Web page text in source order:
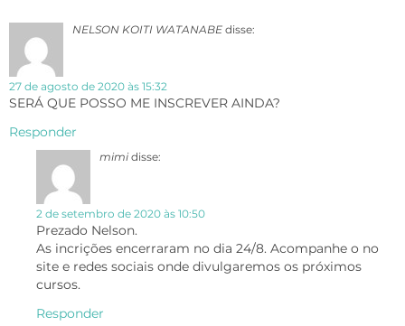
NELSON KOITI WATANABE disse:
27 de agosto de 2020 às 15:32
SERÁ QUE POSSO ME INSCREVER AINDA?
Responder
mimi disse:
2 de setembro de 2020 às 10:50
Prezado Nelson.
As incrições encerraram no dia 24/8. Acompanhe o no
site e redes sociais onde divulgaremos os próximos
cursos.
Responder